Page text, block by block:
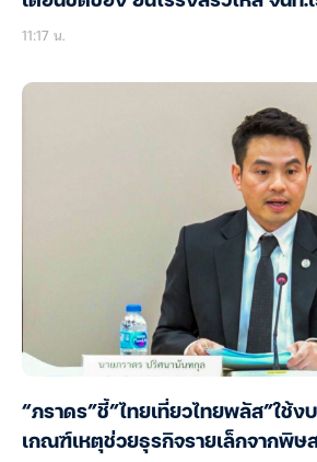
11:17 น.
“ภราดร”ชี้”ไทยเที่ยวไทยพลัส”ใช้ง
เกณฑ์เหตุช่วยธุรกิจรายเล็กจากพิษ